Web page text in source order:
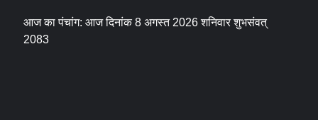
आज का पंचांग: आज दिनांक 8 अगस्त 2026 शनिवार शुभसंवत्
2083